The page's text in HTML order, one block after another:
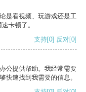
是看视频、玩游戏还是工
卡顿了。
支持[0] 反对[0]
公提供帮助。我经常需要
快速找到我需要的信息。